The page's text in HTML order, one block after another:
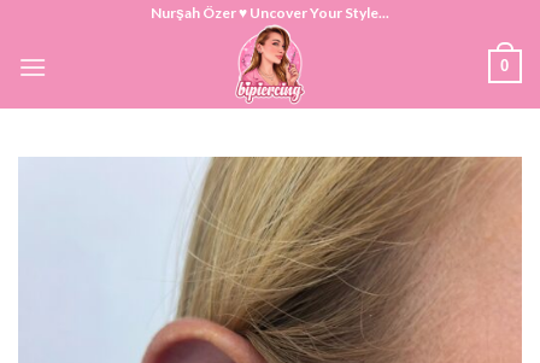
content
Nurşah Özer ♥ Uncover Your Style...
0